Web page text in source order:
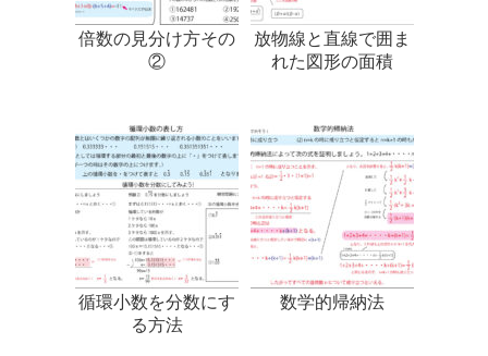
倍数の見分け方その
②
放物線と直線で囲ま
れた図形の面積
循環小数を分数にす
る方法
数学的帰納法